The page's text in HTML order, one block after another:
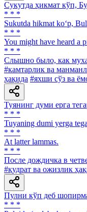
Сукутда ҳикмат кўп,
* * *
Sukutda hikmat ko‘p,
* * *
You might have heard a
* * *
Слышно было, как
#камтарлик ва
ҳақида #яхши сўз ва
Туянинг думи ерга
* * *
Tuyaning dumi yerga
* * *
At latter lammas.
* * *
После дождичка в
#қудрат ва ожизлик
Пулни кўп деб
* * *